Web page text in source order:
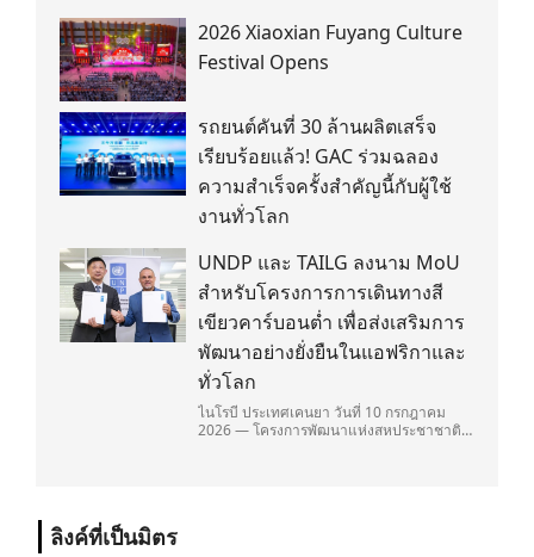
2026 Xiaoxian Fuyang Culture
Festival Opens
รถยนต์คันที่ 30 ล้านผลิตเสร็จ
เรียบร้อยแล้ว! GAC ร่วมฉลอง
ความสำเร็จครั้งสำคัญนี้กับผู้ใช้
งานทั่วโลก
UNDP และ TAILG ลงนาม MoU
สำหรับโครงการการเดินทางสี
เขียวคาร์บอนต่ำ เพื่อส่งเสริมการ
พัฒนาอย่างยั่งยืนในแอฟริกาและ
ทั่วโลก
ไนโรบี ประเทศเคนยา วันที่ 10 กรกฎาคม
2026 — โครงการพัฒนาแห่งสหประชาชาติ
ลิงค์ที่เป็นมิตร